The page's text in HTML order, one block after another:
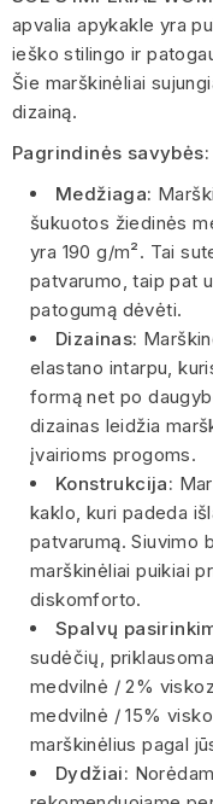
apvalia apykakle yra
ieško stilingo ir
Šie marškinėliai
dizainą.
Pagrindinės savybės:
Medžiaga:
šukuotos žiedinės
yra 190 g/m². Tai
patvarumo, taip pat
patogumą dėvėti.
Dizainas:
elastano intarpu,
formą net po
dizainas leidžia
įvairioms progoms.
Konstrukcija:
kaklo, kuri padeda
patvarumą. Siuvimo
marškinėliai puikiai
diskomforto.
Spalvų
sudėčių,
medvilnė / 2%
medvilnė / 15%
marškinėlius pagal
Dydžiai: